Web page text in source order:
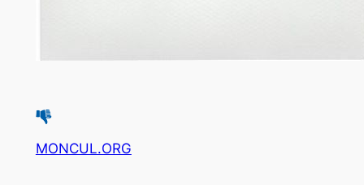
MONCUL.ORG